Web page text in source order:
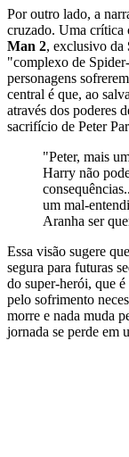
Por outro lado, a
cruzado. Uma crítica
Man 2, exclusivo da
"complexo de
personagens
central é que, ao
através dos poderes
sacrifício de Peter
"Peter, mais
Harry não
um mal-
Aranha ser
Essa visão sugere
segura para futuras
do super-herói, que
pelo sofrimento
morre e nada muda
jornada se perde em